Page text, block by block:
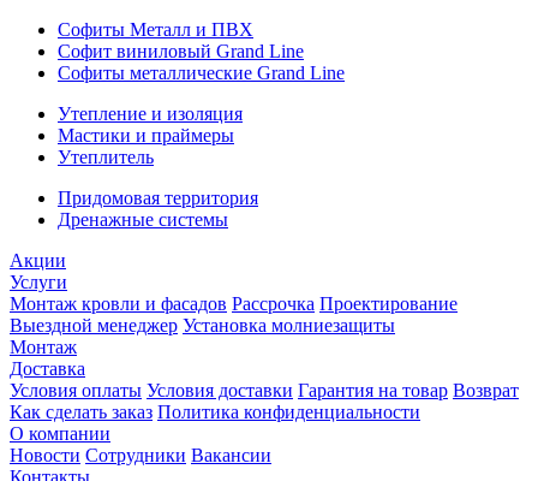
Софиты Металл и ПВХ
Софит виниловый Grand Line
Софиты металлические Grand Line
Утепление и изоляция
Мастики и праймеры
Утеплитель
Придомовая территория
Дренажные системы
Акции
Услуги
Монтаж кровли и фасадов Рассрочка Проектирование
Выездной менеджер Установка молниезащиты
Монтаж
Доставка
Условия оплаты Условия доставки Гарантия на товар Возврат
Как сделать заказ Политика конфиденциальности
О компании
Новости Сотрудники Вакансии
Контакты